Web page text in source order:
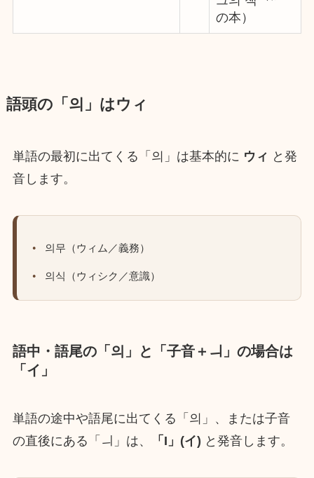
の本）
語頭の「의」はウィ
単語の最初に出てくる「의」は基本的に ウィ と発
音します。
의무（ウィム／義務）
의식（ウィシク／意識）
語中・語尾の「의」と「子音＋ㅢ」の場合は
「イ」
単語の途中や語尾に出てくる「의」、または子音
の直後にある「ㅢ」は、
「I」(イ) と発音します。